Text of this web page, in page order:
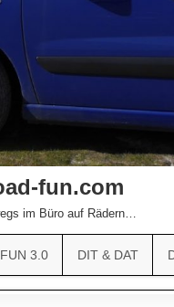
fun.com
im Büro auf Rädern…
3.0 DIT & DAT